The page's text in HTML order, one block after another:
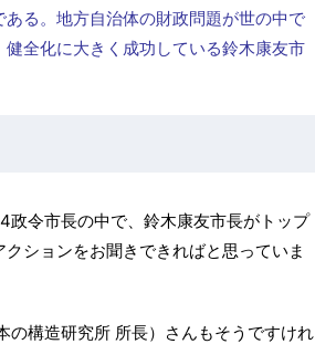
る。地方自治体の財政問題が世の中で
全化に大きく成功している鈴木康友市
令市長の中で、鈴木康友市長がトップ
ションをお聞きできればと思っていま
の構造研究所 所長）さんもそうですけれ